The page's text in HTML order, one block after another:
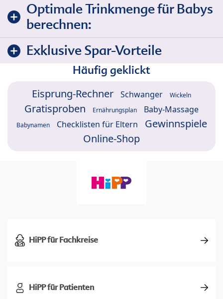
Optimale Trinkmenge für Babys
berechnen:
Exklusive Spar-Vorteile
Häufig geklickt
Eisprung-Rechner Schwanger Wickeln
Gratisproben Ernährungsplan Baby-Massage
Babynamen Checklisten für Eltern
Gewinnspiele
Online-Shop
HiPP für Fachkreise
HiPP für Patienten